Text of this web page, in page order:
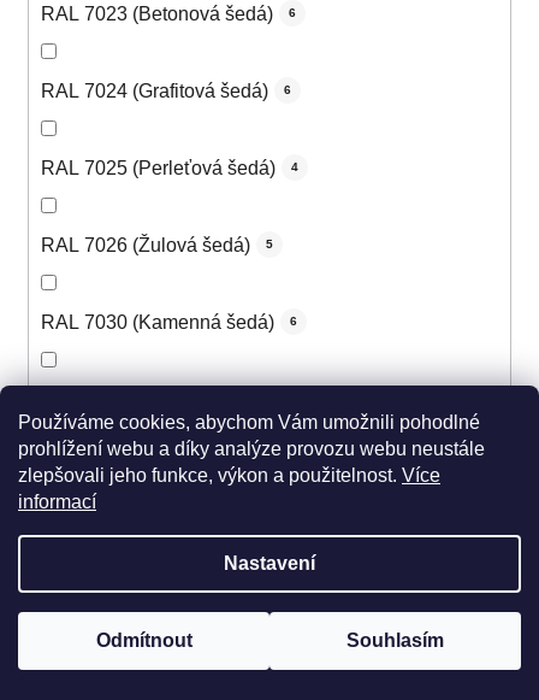
Používáme cookies, abychom Vám umožnili pohodlné
prohlížení webu a díky analýze provozu webu neustále
zlepšovali jeho funkce, výkon a použitelnost. Více
informací
Nastavení
Odmítnout Souhlasím
RAL 7023 (Betonová šedá) 6
RAL 7024 (Grafitová šedá) 6
RAL 7025 (Perleťová šedá) 4
RAL 7026 (Žulová šedá) 5
RAL 7030 (Kamenná šedá) 6
RAL 7032 (Štěrková šedá)
RAL 7033 (Cementová šedá) 5
RAL 7034 (Šedožlutá)